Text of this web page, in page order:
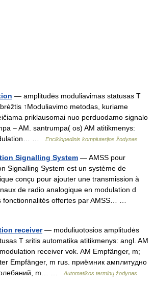
— amplitudės moduliavimas statusas T
↑Moduliavimo metodas, kuriame
priklausomai nuo perduodamo signalo
– AM. santrumpa( os) AM atitikmenys:
…
Enciklopedinis kompiuterijos žodynas
Signalling System — AMSS pour
Signalling System est un système de
conçu pour ajouter une transmission à
de radio analogique en modulation d
fonctionnalités offertes par AMSS… …
receiver— moduliuotosios amplitudės
T sritis automatika atitikmenys: angl. AM
receiver vok. AM Empfänger, m;
Empfänger, m rus. приёмник амплитудно
m… …
Automatikos terminų žodynas